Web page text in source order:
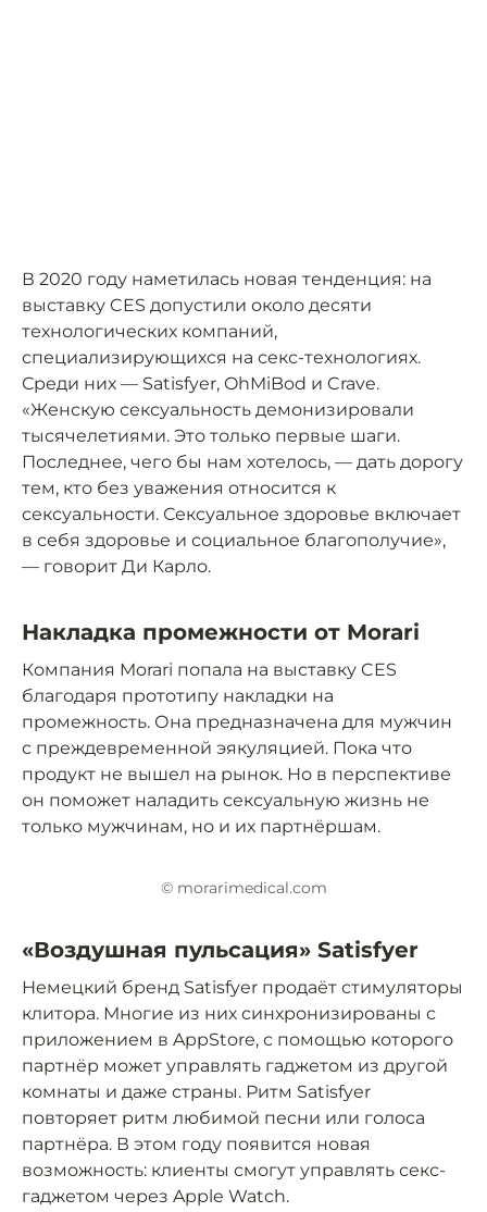
В 2020 году наметилась новая тенденция: на
выставку CES допустили около десяти
технологических компаний,
специализирующихся на секс-технологиях.
Среди них — Satisfyer, OhMiBod и Crave.
«Женскую сексуальность демонизировали
тысячелетиями. Это только первые шаги.
Последнее, чего бы нам хотелось, — дать дорогу
тем, кто без уважения относится к
сексуальности. Сексуальное здоровье включает
в себя здоровье и социальное благополучие»,
— говорит Ди Карло.
Накладка промежности от Morari
Компания Morari попала на выставку CES
благодаря прототипу накладки на
промежность. Она предназначена для мужчин
с преждевременной эякуляцией. Пока что
продукт не вышел на рынок. Но в перспективе
он поможет наладить сексуальную жизнь не
только мужчинам, но и их партнёршам.
© morarimedical.com
«Воздушная пульсация» Satisfyer
Немецкий бренд Satisfyer продаёт стимуляторы
клитора. Многие из них синхронизированы с
приложением в AppStore, с помощью которого
партнёр может управлять гаджетом из другой
комнаты и даже страны. Ритм Satisfyer
повторяет ритм любимой песни или голоса
партнёра. В этом году появится новая
возможность: клиенты смогут управлять секс-
гаджетом через Apple Watch.